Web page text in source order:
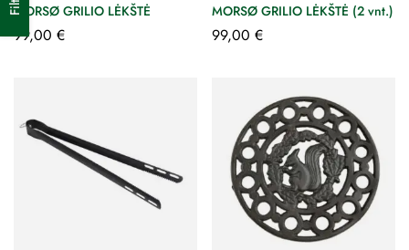
MORSØ GRILIO LĖKŠTĖ
99,00 €
MORSØ GRILIO LĖKŠTĖ (2 vnt.)
99,00 €